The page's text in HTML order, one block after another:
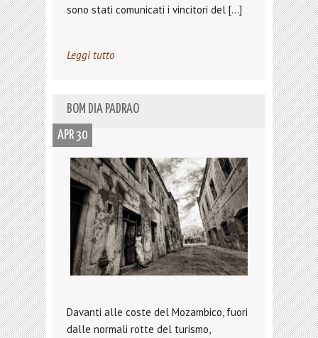
sono stati comunicati i vincitori del […]
Leggi tutto
BOM DIA PADRAO
APR 30
Davanti alle coste del Mozambico, fuori
dalle normali rotte del turismo,